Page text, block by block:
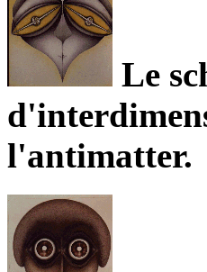
Le
l'antimatter.